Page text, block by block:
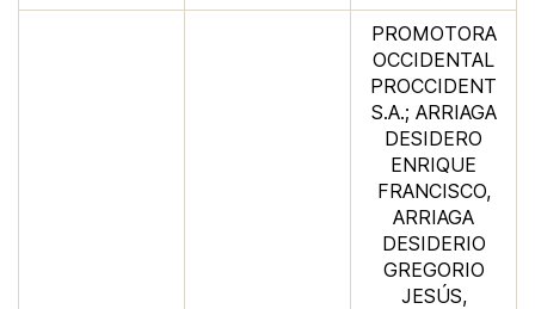
PROMOTORA
OCCIDENTAL
PROCCIDENT
S.A.; ARRIAGA
DESIDERO
ENRIQUE
FRANCISCO,
ARRIAGA
DESIDERIO
GREGORIO
JESÚS,